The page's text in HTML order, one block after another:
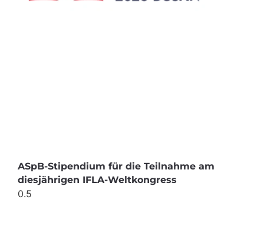
ASpB-Stipendium für die Teilnahme am
diesjährigen IFLA-Weltkongress